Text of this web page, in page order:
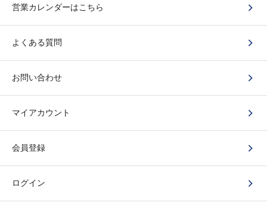
営業カレンダーはこちら
よくある質問
お問い合わせ
マイアカウント
会員登録
ログイン